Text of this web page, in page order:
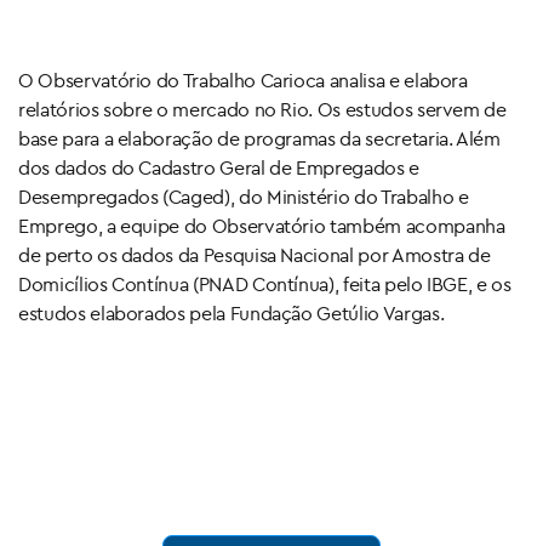
O Observatório do Trabalho Carioca analisa e elabora
relatórios sobre o mercado no Rio. Os estudos servem de
base para a elaboração de programas da secretaria. Além
dos dados do Cadastro Geral de Empregados e
Desempregados (Caged), do Ministério do Trabalho e
Emprego, a equipe do Observatório também acompanha
de perto os dados da Pesquisa Nacional por Amostra de
Domicílios Contínua (PNAD Contínua), feita pelo IBGE, e os
estudos elaborados pela Fundação Getúlio Vargas.